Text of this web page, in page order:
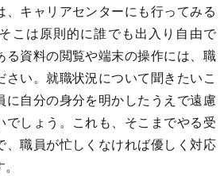
キャリアセンターにも行ってみる
こは原則的に誰でも出入り自由で
る資料の閲覧や端末の操作には、職
さい。就職状況について聞きたいこ
に自分の身分を明かしたうえで遠慮
でしょう。これも、そこまでやる受
、職員が忙しくなければ優しく対応